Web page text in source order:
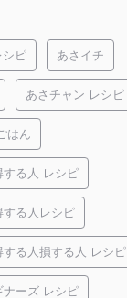
シピ あさイチ
あさチャン レシピ
はん
する人 レシピ
する人レシピ
る人損する人 レシピ
ナーズ レシピ